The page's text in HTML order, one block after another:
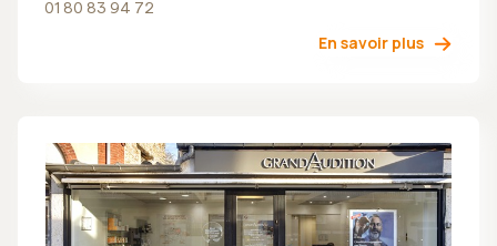
01 80 83 94 72
En savoir plus